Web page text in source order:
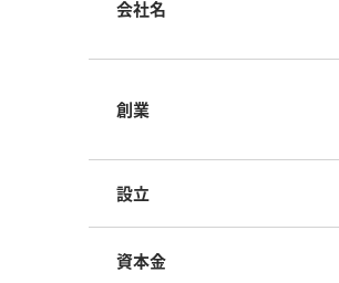
会社名
創業
設立
資本金